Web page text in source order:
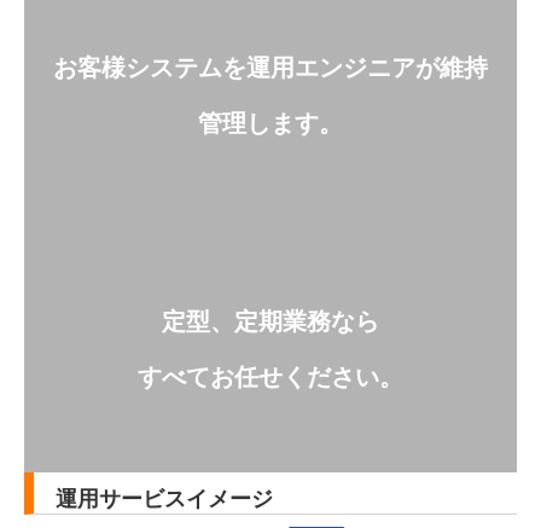
お客様システムを運用エンジニアが維持
管理します。
定型、定期業務なら
すべてお任せください。
運用サービスイメージ